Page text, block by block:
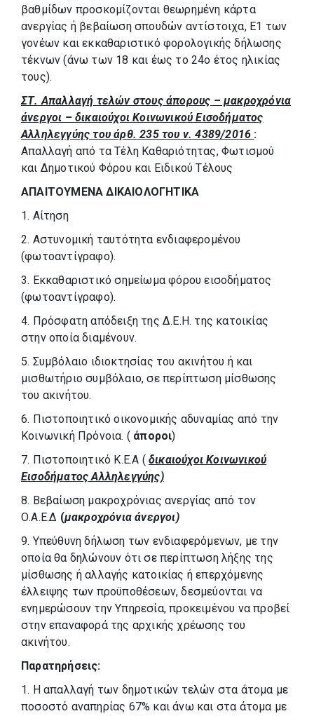
βαθμίδων προσκομίζονται θεωρημένη κάρτα
ανεργίας ή βεβαίωση σπουδών αντίστοιχα, Ε1 των
γονέων και εκκαθαριστικό φορολογικής δήλωσης
τέκνων (άνω των 18 και έως το 24ο έτος ηλικίας
τους).
ΣΤ. Απαλλαγή τελών στους άπορους – μακροχρόνια
άνεργοι – δικαιούχοι Κοινωνικού Εισοδήματος
Αλληλεγγύης του άρθ. 235 του ν. 4389/2016 :
Απαλλαγή από τα Τέλη Καθαριότητας, Φωτισμού
και Δημοτικού Φόρου και Ειδικού Τέλους
ΑΠΑΙΤΟΥΜΕΝΑ ΔΙΚΑΙΟΛΟΓΗΤΙΚΑ
1. Αίτηση
2. Αστυνομική ταυτότητα ενδιαφερομένου
(φωτοαντίγραφο).
3. Εκκαθαριστικό σημείωμα φόρου εισοδήματος
(φωτοαντίγραφο).
4. Πρόσφατη απόδειξη της Δ.Ε.Η. της κατοικίας
στην οποία διαμένουν.
5. Συμβόλαιο ιδιοκτησίας του ακινήτου ή και
μισθωτήριο συμβόλαιο, σε περίπτωση μίσθωσης
του ακινήτου.
6. Πιστοποιητικό οικονομικής αδυναμίας από την
Κοινωνική Πρόνοια. ( άποροι)
7. Πιστοποιητικό Κ.Ε.Α ( δικαιούχοι Κοινωνικού
Εισοδήματος Αλληλεγγύης)
8. Βεβαίωση μακροχρόνιας ανεργίας από τον
Ο.Α.Ε.Δ (μακροχρόνια άνεργοι)
9. Υπεύθυνη δήλωση των ενδιαφερόμενων, με την
οποία θα δηλώνουν ότι σε περίπτωση λήξης της
μίσθωσης ή αλλαγής κατοικίας ή επερχόμενης
έλλειψης των προϋποθέσεων, δεσμεύονται να
ενημερώσουν την Υπηρεσία, προκειμένου να προβεί
στην επαναφορά της αρχικής χρέωσης του
ακινήτου.
Παρατηρήσεις:
1. Η απαλλαγή των δημοτικών τελών στα άτομα με
ποσοστό αναπηρίας 67% και άνω και στα άτομα με